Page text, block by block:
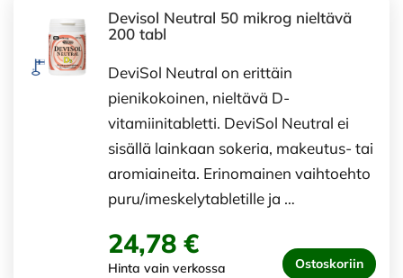
Devisol Neutral 50 mikrog nieltävä
200 tabl
DeviSol Neutral on erittäin
pienikokoinen, nieltävä D-
vitamiinitabletti. DeviSol Neutral ei
sisällä lainkaan sokeria, makeutus- tai
aromiaineita. Erinomainen vaihtoehto
puru/imeskelytabletille ja …
24,78 €
Hinta vain verkossa Ostoskoriin